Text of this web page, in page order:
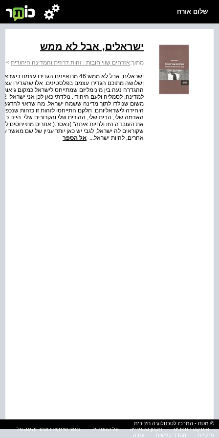
שלום אורח
ישראלים, אבל לא ממש
מתוך:אזרחים שווי חובות : זהות דרוזית והמדינה היהודית >
ישראלים, אבל לא ממש 46 מרואיינים
ושלושה מתוכם הגדירו עצמם בפלסטינים. אלו שהגדירו
ההגדרה נעה בין מינימליזם שמתייחס לישראל כמקום
משום שנולדו לתוך מדינה ששמה ישראל. מה שראוי
היחידה לישראליותם. חלקם התייחסו לזהות זו כזהות
האדמה שלי, הבית שלי, ההורים שלי והקרובים שלי. היינו
את העובדה הזו ולחיות איתה" )נאסר.( אחרים מתייחסים
שקוראים לה ישראל, לגבי יש כאן יותר עניין של שם מאשר
אחרים, להיות ישראל... אל הספר
© מטח - המרכז לטכנולוגיה חינוכית
אינדקס הספרים
תקנון הספרייה על הספרייה
תנאי שימוש באתר והגנה על
פרטיות
הסדרי נגישות עזרה